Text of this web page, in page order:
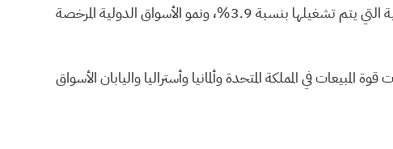
ارتفعت المبيعات العالمية المماثلة بنسبة 3.8% خلال الربع، مع ارتفاع قطاع الولايات المتحدة بنسبة 3.9%، وارتفاع الأسواق الدولية التي يتم تشغيلها بنسبة 3.9%، ونمو الأسواق الدولية المرخصة
في المملكة المتحدة وألمانيا وأستراليا واليابان الأسواق